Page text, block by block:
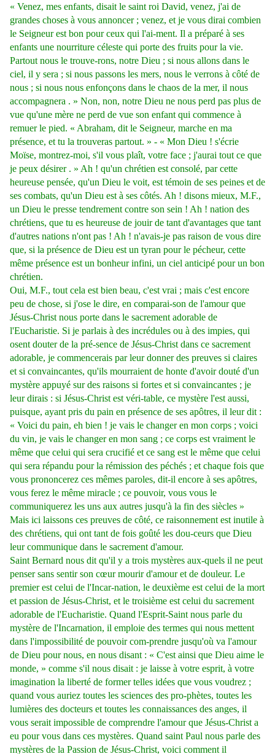
« Venez, mes enfants, disait le saint roi David, venez, j'ai de
grandes choses à vous annoncer ; venez, et je vous dirai combien
le Seigneur est bon pour ceux qui l'ai-ment. Il a préparé à ses
enfants une nourriture céleste qui porte des fruits pour la vie.
Partout nous le trouve-rons, notre Dieu ; si nous allons dans le
ciel, il y sera ; si nous passons les mers, nous le verrons à côté de
nous ; si nous nous enfonçons dans le chaos de la mer, il nous
accompagnera . » Non, non, notre Dieu ne nous perd pas plus de
vue qu'une mère ne perd de vue son enfant qui commence à
remuer le pied. « Abraham, dit le Seigneur, marche en ma
présence, et tu la trouveras partout. » - « Mon Dieu ! s'écrie
Moïse, montrez-moi, s'il vous plaît, votre face ; j'aurai tout ce que
je peux désirer . » Ah ! qu'un chrétien est consolé, par cette
heureuse pensée, qu'un Dieu le voit, est témoin de ses peines et de
ses combats, qu'un Dieu est à ses côtés. Ah ! disons mieux, M.F.,
un Dieu le presse tendrement contre son sein ! Ah ! nation des
chrétiens, que tu es heureuse de jouir de tant d'avantages que tant
d'autres nations n'ont pas ! Ah ! n'avais-je pas raison de vous dire
que, si la présence de Dieu est un tyran pour le pécheur, cette
même présence est un bonheur infini, un ciel anticipé pour un bon
chrétien.
Oui, M.F., tout cela est bien beau, c'est vrai ; mais c'est encore
peu de chose, si j'ose le dire, en comparai-son de l'amour que
Jésus-Christ nous porte dans le sacrement adorable de
l'Eucharistie. Si je parlais à des incrédules ou à des impies, qui
osent douter de la pré-sence de Jésus-Christ dans ce sacrement
adorable, je commencerais par leur donner des preuves si claires
et si convaincantes, qu'ils mourraient de honte d'avoir douté d'un
mystère appuyé sur des raisons si fortes et si convaincantes ; je
leur dirais : si Jésus-Christ est véri-table, ce mystère l'est aussi,
puisque, ayant pris du pain en présence de ses apôtres, il leur dit :
« Voici du pain, eh bien ! je vais le changer en mon corps ; voici
du vin, je vais le changer en mon sang ; ce corps est vraiment le
même que celui qui sera crucifié et ce sang est le même que celui
qui sera répandu pour la rémission des péchés ; et chaque fois que
vous prononcerez ces mêmes paroles, dit-il encore à ses apôtres,
vous ferez le même miracle ; ce pouvoir, vous vous le
communiquerez les uns aux autres jusqu'à la fin des siècles »
Mais ici laissons ces preuves de côté, ce raisonnement est inutile à
des chrétiens, qui ont tant de fois goûté les dou-ceurs que Dieu
leur communique dans le sacrement d'amour.
Saint Bernard nous dit qu'il y a trois mystères aux-quels il ne peut
penser sans sentir son cœur mourir d'amour et de douleur. Le
premier est celui de l'Incar-nation, le deuxième est celui de la mort
et passion de Jésus-Christ, et le troisième est celui du sacrement
adorable de l'Eucharistie. Quand l'Esprit-Saint nous parle du
mystère de l'Incarnation, il emploie des termes qui nous mettent
dans l'impossibilité de pouvoir com-prendre jusqu'où va l'amour
de Dieu pour nous, en nous disant : « C'est ainsi que Dieu aime le
monde, » comme s'il nous disait : je laisse à votre esprit, à votre
imagination la liberté de former telles idées que vous voudrez ;
quand vous auriez toutes les sciences des pro-phètes, toutes les
lumières des docteurs et toutes les connaissances des anges, il
vous serait impossible de comprendre l'amour que Jésus-Christ a
eu pour vous dans ces mystères. Quand saint Paul nous parle des
mystères de la Passion de Jésus-Christ, voici comment il